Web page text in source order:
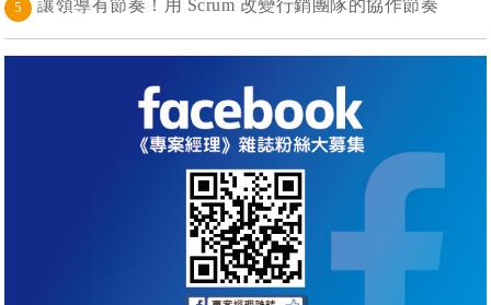
5 讓領導有節奏！用 Scrum 改變行銷團隊的協作節奏